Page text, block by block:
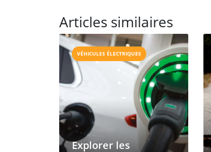
Articles similaires
VÉHICULES ÉLECTRIQUES
Explorer les